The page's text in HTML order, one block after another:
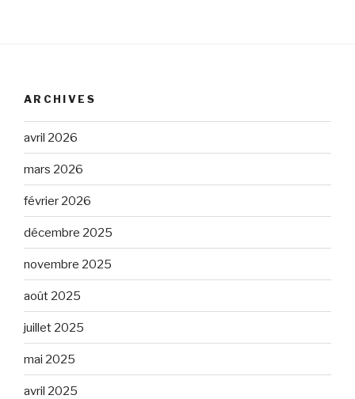
ARCHIVES
avril 2026
mars 2026
février 2026
décembre 2025
novembre 2025
août 2025
juillet 2025
mai 2025
avril 2025